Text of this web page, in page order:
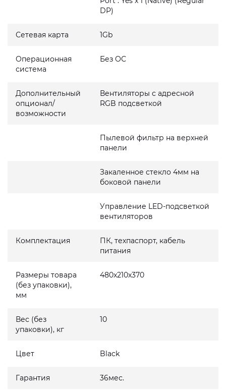
DP)
Сетевая карта 1Gb
Операционная
система
Без ОС
Дополнительный
опционал/
возможности
Вентиляторы с адресной
RGB подсветкой
Пылевой фильтр на верхней
панели
Закаленное стекло 4мм на
боковой панели
Управление LED-подсветкой
вентиляторов
Комплектация
ПК, техпаспорт, кабель
питания
Размеры товара
(без упаковки),
мм
480x210x370
Вес (без
упаковки), кг
10
Цвет Black
Гарантия 36мес.